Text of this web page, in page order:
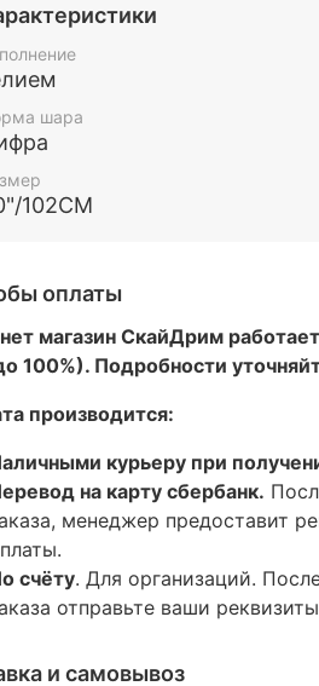
сюрприза или
праздник! У нас Вы можете
яркие и красивые фигуры
дополнить нашу
создать свою собственную.
и могут радовать
времени.
любые другие воздушные
у нас. Так же у нас есть
шара
102СМ
оплаты
магазин СкайДрим
100%). Подробности
производится:
курьеру при
на карту сбербанк.
менеджер предоставит
счёту. Для организаций.
отправьте ваши
и самовывоз